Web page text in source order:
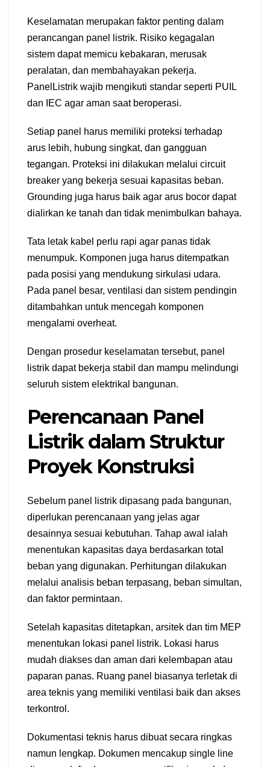
Keselamatan merupakan faktor penting dalam
perancangan panel listrik. Risiko kegagalan
sistem dapat memicu kebakaran, merusak
peralatan, dan membahayakan pekerja.
PanelListrik wajib mengikuti standar seperti PUIL
dan IEC agar aman saat beroperasi.
Setiap panel harus memiliki proteksi terhadap
arus lebih, hubung singkat, dan gangguan
tegangan. Proteksi ini dilakukan melalui circuit
breaker yang bekerja sesuai kapasitas beban.
Grounding juga harus baik agar arus bocor dapat
dialirkan ke tanah dan tidak menimbulkan bahaya.
Tata letak kabel perlu rapi agar panas tidak
menumpuk. Komponen juga harus ditempatkan
pada posisi yang mendukung sirkulasi udara.
Pada panel besar, ventilasi dan sistem pendingin
ditambahkan untuk mencegah komponen
mengalami overheat.
Dengan prosedur keselamatan tersebut, panel
listrik dapat bekerja stabil dan mampu melindungi
seluruh sistem elektrikal bangunan.
Perencanaan Panel
Listrik dalam Struktur
Proyek Konstruksi
Sebelum panel listrik dipasang pada bangunan,
diperlukan perencanaan yang jelas agar
desainnya sesuai kebutuhan. Tahap awal ialah
menentukan kapasitas daya berdasarkan total
beban yang digunakan. Perhitungan dilakukan
melalui analisis beban terpasang, beban simultan,
dan faktor permintaan.
Setelah kapasitas ditetapkan, arsitek dan tim MEP
menentukan lokasi panel listrik. Lokasi harus
mudah diakses dan aman dari kelembapan atau
paparan panas. Ruang panel biasanya terletak di
area teknis yang memiliki ventilasi baik dan akses
terkontrol.
Dokumentasi teknis harus dibuat secara ringkas
namun lengkap. Dokumen mencakup single line